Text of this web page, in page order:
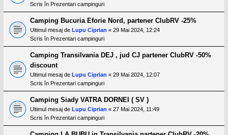
Scris în Prezentari campinguri
Camping Bucuria Eforie Nord, partener ClubRV -25%
Ultimul mesaj de Lupu Ciprian « 29 Mai 2024, 12:24
Scris în Prezentari campinguri
Camping Transilvania DEJ , jud CJ partener ClubRV -50%
discount
Ultimul mesaj de Lupu Ciprian « 29 Mai 2024, 12:07
Scris în Prezentari campinguri
Camping Siady VATRA DORNEI ( SV )
Ultimul mesaj de Lupu Ciprian « 27 Mai 2024, 11:49
Scris în Prezentari campinguri